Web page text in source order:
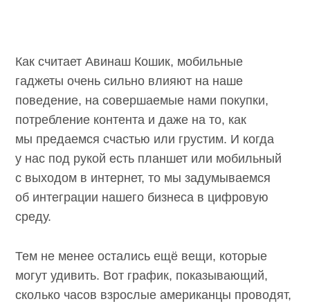
Как считает Авинаш Кошик, мобильные
гаджеты очень сильно влияют на наше
поведение, на совершаемые нами покупки,
потребление контента и даже на то, как
мы предаемся счастью или грустим. И когда
у нас под рукой есть планшет или мобильный
с выходом в интернет, то мы задумываемся
об интеграции нашего бизнеса в цифровую
среду.
Тем не менее остались ещё вещи, которые
могут удивить. Вот график, показывающий,
сколько часов взрослые американцы проводят,